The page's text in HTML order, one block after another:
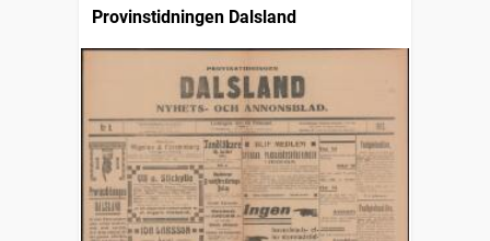
Provinstidningen Dalsland